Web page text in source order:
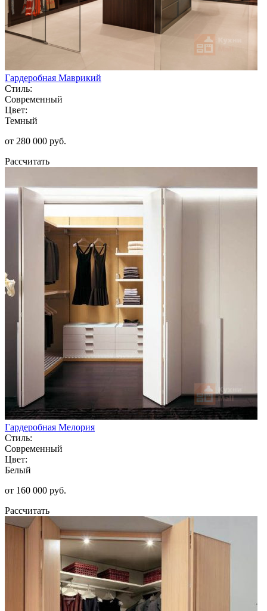
Гардеробная Маврикий
Стиль:
Современный
Цвет:
Темный
от 280 000 руб.
Рассчитать
Гардеробная Мелория
Стиль:
Современный
Цвет:
Белый
от 160 000 руб.
Рассчитать